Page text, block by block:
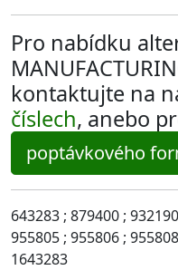
Pro nabídku
kontaktujte na
číslech, anebo
poptávkového
643283 ; 879400 ;
955805 ; 955806 ;
1643283